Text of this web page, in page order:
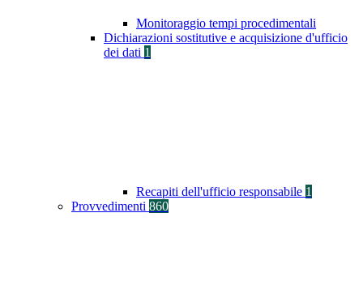
Monitoraggio tempi procedimentali
Dichiarazioni sostitutive e acquisizione d'ufficio
dei dati 1
Recapiti dell'ufficio responsabile 1
Provvedimenti 860